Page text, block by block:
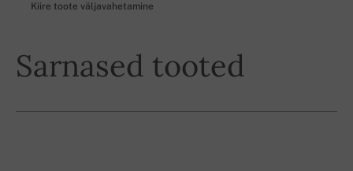
Kiire toote väljavahetamine
Sarnased tooted